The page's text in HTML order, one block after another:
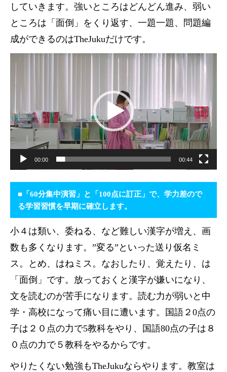
していきます。強いところはどんどん進み、弱い
ところは「面倒」をくり返す、一題一題、問題編
成ができるのはTheJukuだけです。
動
画
プ
ー
00:00 00:44
■「60分集中演習」と「100点に訂正」で、学力差ので
る学習習慣を早期に確立します。
小４は類い、委ねる、など難しい漢字が増え、画
数も多くなります。”変る”といった送り仮名ミ
ス。とめ、はねミス。なおしたり、覚えたり、は
「面倒」です。放っておくと漢字が嫌いになり、
文を読むのが苦手になります。読む力が弱いと中
学・高校になって痛い目に遭います。国語２0点の
子は２０点の力で5教科をやり、国語80点の子は８
０点の力で５教科をやるからです。
やりたくない勉強もTheJukuならやります。教室は